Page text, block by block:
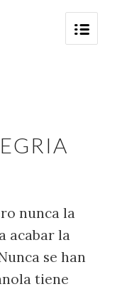
nunca la
acabar la
se han
tiene